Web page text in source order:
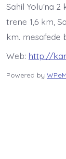
Sahil Yolu’na
trene 1,6 km,
km. mesafede
Web: http://
Powered by